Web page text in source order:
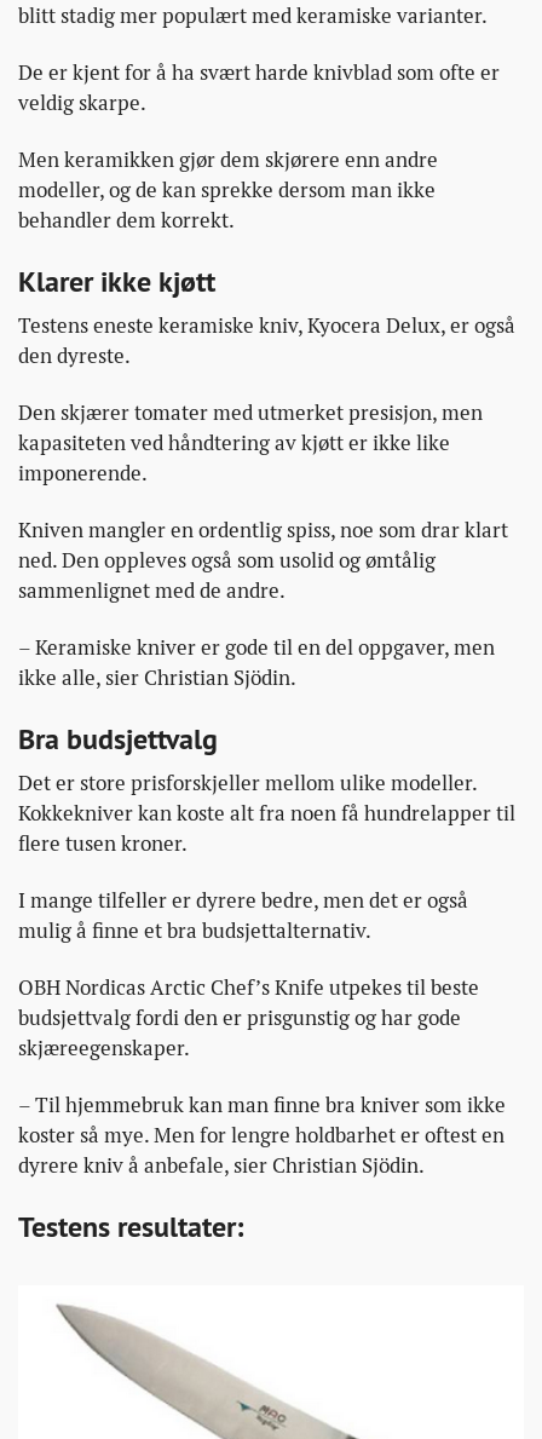
blitt stadig mer populært med keramiske varianter.
De er kjent for å ha svært harde knivblad som ofte er
veldig skarpe.
Men keramikken gjør dem skjørere enn andre
modeller, og de kan sprekke dersom man ikke
behandler dem korrekt.
Klarer ikke kjøtt
Testens eneste keramiske kniv, Kyocera Delux, er også
den dyreste.
Den skjærer tomater med utmerket presisjon, men
kapasiteten ved håndtering av kjøtt er ikke like
imponerende.
Kniven mangler en ordentlig spiss, noe som drar klart
ned. Den oppleves også som usolid og ømtålig
sammenlignet med de andre.
– Keramiske kniver er gode til en del oppgaver, men
ikke alle, sier Christian Sjödin.
Bra budsjettvalg
Det er store prisforskjeller mellom ulike modeller.
Kokkekniver kan koste alt fra noen få hundrelapper til
flere tusen kroner.
I mange tilfeller er dyrere bedre, men det er også
mulig å finne et bra budsjettalternativ.
OBH Nordicas Arctic Chef’s Knife utpekes til beste
budsjettvalg fordi den er prisgunstig og har gode
skjæreegenskaper.
– Til hjemmebruk kan man finne bra kniver som ikke
koster så mye. Men for lengre holdbarhet er oftest en
dyrere kniv å anbefale, sier Christian Sjödin.
Testens resultater: